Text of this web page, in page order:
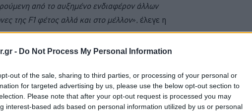
- Do Not Process My Personal Information
out of the sale, sharing to third parties, or processing of your personal or
for targeted advertising by us, please use the below opt-out section to
Please note that after your opt-out request is processed you may
interest-based ads based on personal information utilized by us or personal
από το αυξημένο ενδιαφέρον άλλων
της F1 φέτος αλλά και στο μέλλον», έλεγε η
ΚΑΥΣΑΕΡΙΩΝ; ΚΛΕΙΣΕ ΡΑΝΤΕΒΟΥ
VAN ΜΟΝΟ ΜΕ 12 ΕΥΡΩ ΤΟ ΑΤΟΜΟ